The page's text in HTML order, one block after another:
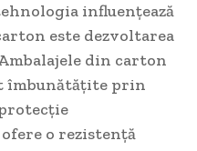
influențează
este dezvoltarea
din carton
îmbunătățite prin
o rezistență